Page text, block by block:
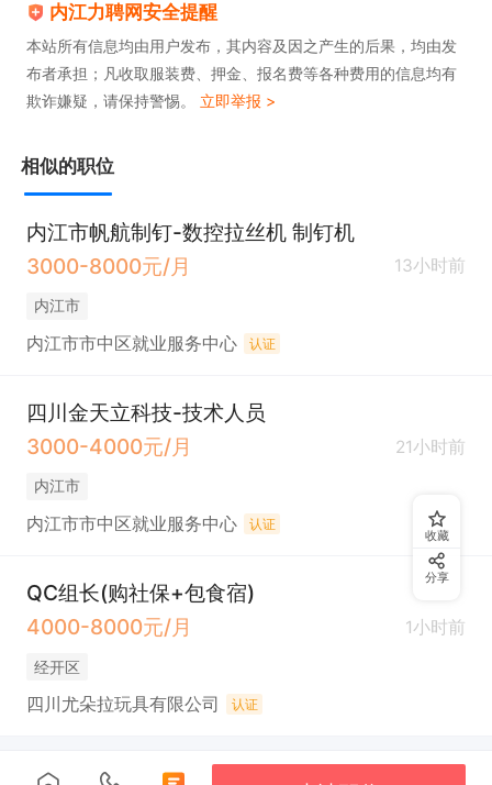
内江力聘网安全提醒
本站所有信息均由用户发布，其内容及因之产生的后果，均由发
布者承担；凡收取服装费、押金、报名费等各种费用的信息均有
欺诈嫌疑，请保持警惕。 立即举报 >
相似的职位
内江市帆航制钉-数控拉丝机 制钉机
3000-8000元/月
13小时前
内江市
内江市市中区就业服务中心 认证
四川金天立科技-技术人员
3000-4000元/月
21小时前
内江市
内江市市中区就业服务中心 认证
QC组长(购社保+包食宿)
4000-8000元/月
1小时前
经开区
四川尤朵拉玩具有限公司 认证
收藏
分享